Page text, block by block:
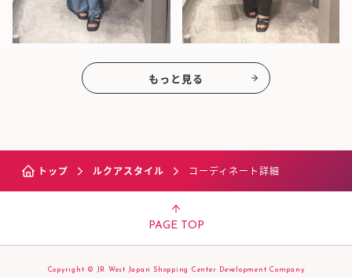
もっと見る
トップ ルクアスタイル コーディネート詳細
PAGE TOP
Copyright © JR West Japan Shopping Center Development Company